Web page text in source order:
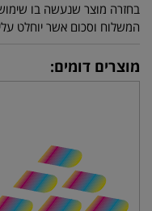
בחזרה מוצר שנעשה בו
המשלוח וסכום אשר יוחלט
מוצרים דומים: